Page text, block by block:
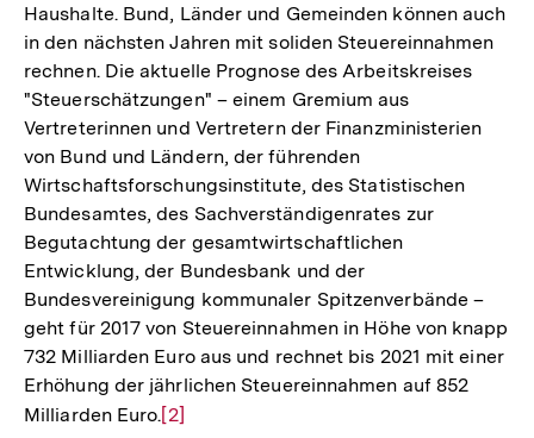
Haushalte. Bund, Länder und Gemeinden können auch
in den nächsten Jahren mit soliden Steuereinnahmen
rechnen. Die aktuelle Prognose des Arbeitskreises
"Steuerschätzungen" – einem Gremium aus
Vertreterinnen und Vertretern der Finanzministerien
von Bund und Ländern, der führenden
Wirtschaftsforschungsinstitute, des Statistischen
Bundesamtes, des Sachverständigenrates zur
Begutachtung der gesamtwirtschaftlichen
Entwicklung, der Bundesbank und der
Bundesvereinigung kommunaler Spitzenverbände –
geht für 2017 von Steuereinnahmen in Höhe von knapp
732 Milliarden Euro aus und rechnet bis 2021 mit einer
Erhöhung der jährlichen Steuereinnahmen auf 852
Milliarden Euro.Zur
[2]